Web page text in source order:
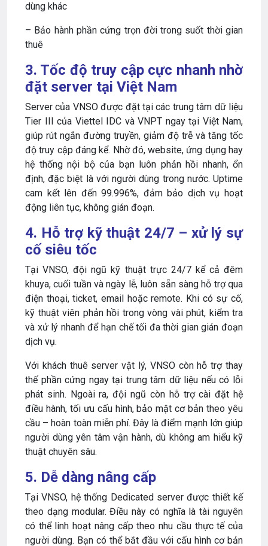
dùng khác
– Bảo hành phần cứng trọn đời trong suốt thời gian
thuê
3. Tốc độ truy cập cực nhanh nhờ
đặt server tại Việt Nam
Server của VNSO được đặt tại các trung tâm dữ liệu
Tier III của Viettel IDC và VNPT ngay tại Việt Nam,
giúp rút ngắn đường truyền, giảm độ trễ và tăng tốc
độ truy cập đáng kể. Nhờ đó, website, ứng dụng hay
hệ thống nội bộ của bạn luôn phản hồi nhanh, ổn
định, đặc biệt là với người dùng trong nước. Uptime
cam kết lên đến 99.996%, đảm bảo dịch vụ hoạt
động liên tục, không gián đoạn.
4. Hỗ trợ kỹ thuật 24/7 – xử lý sự
cố siêu tốc
Tại VNSO, đội ngũ kỹ thuật trực 24/7 kể cả đêm
khuya, cuối tuần và ngày lễ, luôn sẵn sàng hỗ trợ qua
điện thoại, ticket, email hoặc remote. Khi có sự cố,
kỹ thuật viên phản hồi trong vòng vài phút, kiểm tra
và xử lý nhanh để hạn chế tối đa thời gian gián đoạn
dịch vụ.
Với khách thuê server vật lý, VNSO còn hỗ trợ thay
thế phần cứng ngay tại trung tâm dữ liệu nếu có lỗi
phát sinh. Ngoài ra, đội ngũ còn hỗ trợ cài đặt hệ
điều hành, tối ưu cấu hình, bảo mật cơ bản theo yêu
cầu – hoàn toàn miễn phí. Đây là điểm mạnh lớn giúp
người dùng yên tâm vận hành, dù không am hiểu kỹ
thuật chuyên sâu.
5. Dễ dàng nâng cấp
Tại VNSO, hệ thống Dedicated server được thiết kế
theo dạng modular. Điều này có nghĩa là tài nguyên
có thể linh hoạt nâng cấp theo nhu cầu thực tế của
người dùng. Bạn có thể bắt đầu với cấu hình cơ bản